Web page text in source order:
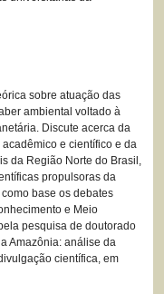
sobre atuação das
ambiental voltado à
Discute acerca da
e científico e da
da Região Norte do Brasil,
propulsoras da
base os debates
e Meio
pesquisa de doutorado
Amazônia: análise da
científica, em